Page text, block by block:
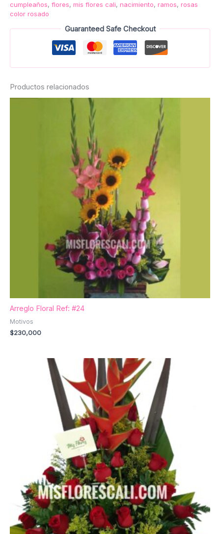
cumpleaños, flores, mis flores cali, nacimiento, ramos, rosas
color rosado
Guaranteed Safe Checkout
Productos relacionados
Arreglo Floral Ref: #24
Motivos
$230,000